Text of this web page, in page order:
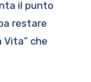
il punto
restare
che